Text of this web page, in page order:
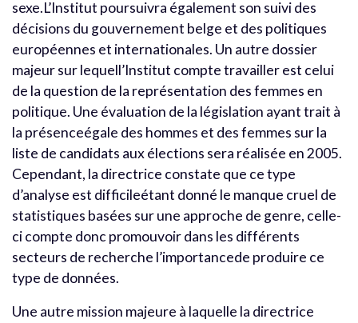
sexe.L’Institut poursuivra également son suivi des
décisions du gouvernement belge et des politiques
européennes et internationales. Un autre dossier
majeur sur lequell’Institut compte travailler est celui
de la question de la représentation des femmes en
politique. Une évaluation de la législation ayant trait à
la présenceégale des hommes et des femmes sur la
liste de candidats aux élections sera réalisée en 2005.
Cependant, la directrice constate que ce type
d’analyse est difficileétant donné le manque cruel de
statistiques basées sur une approche de genre, celle-
ci compte donc promouvoir dans les différents
secteurs de recherche l’importancede produire ce
type de données.
Une autre mission majeure à laquelle la directrice